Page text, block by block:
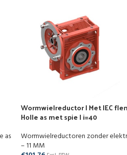
as
Wormwielreductor | Met IEC
Holle as met spie | i=40
Wormwielreductoren zonder
– 11 MM